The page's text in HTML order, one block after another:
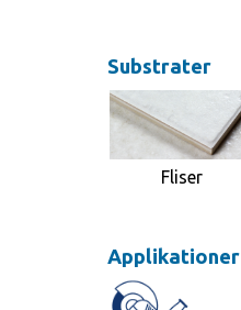
Substrater
Fliser
Applikationer